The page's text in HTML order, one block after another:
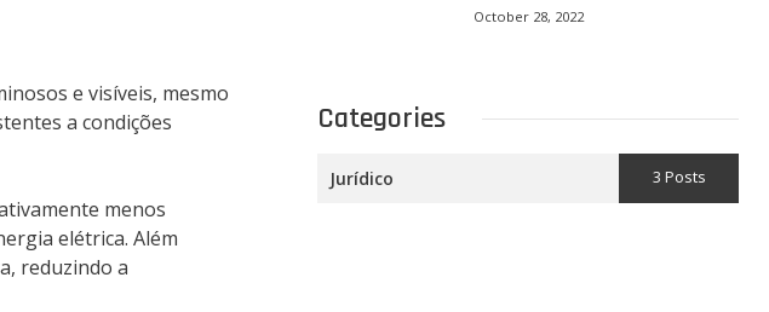
e visíveis, mesmo
a condições
menos
elétrica. Além
reduzindo a
October 28, 2022
Categories
Jurídico 3 Posts